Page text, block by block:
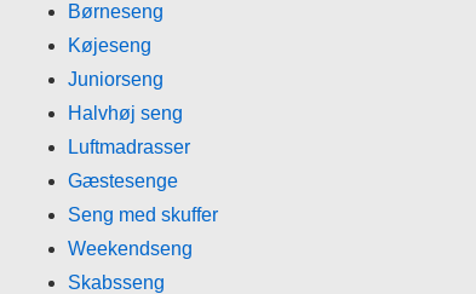
Børneseng
Køjeseng
Juniorseng
Halvhøj seng
Luftmadrasser
Gæstesenge
Seng med skuffer
Weekendseng
Skabsseng